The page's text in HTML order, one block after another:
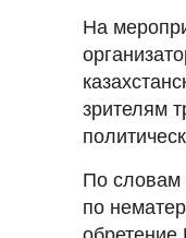
На
зрителям
По словам
по